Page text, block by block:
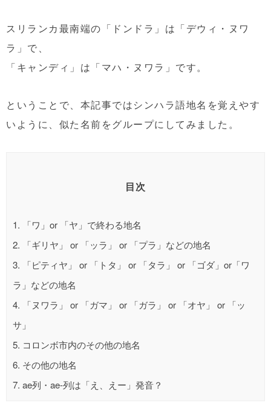
スリランカ最南端の「ドンドラ」は「デウィ・ヌワ
ラ」で、
「キャンディ」は「マハ・ヌワラ」です。
ということで、本記事ではシンハラ語地名を覚えやす
いように、似た名前をグループにしてみました。
目次
1. 「ワ」or 「ヤ」で終わる地名
2. 「ギリヤ」 or 「ッラ」 or 「プラ」などの地名
3. 「ピティヤ」 or 「トタ」 or 「タラ」 or 「ゴダ」or「ワ
ラ」などの地名
4. 「ヌワラ」 or 「ガマ」 or 「ガラ」 or 「オヤ」 or 「ッ
サ」
5. コロンボ市内のその他の地名
6. その他の地名
7. ae列・ae-列は「え、えー」発音？